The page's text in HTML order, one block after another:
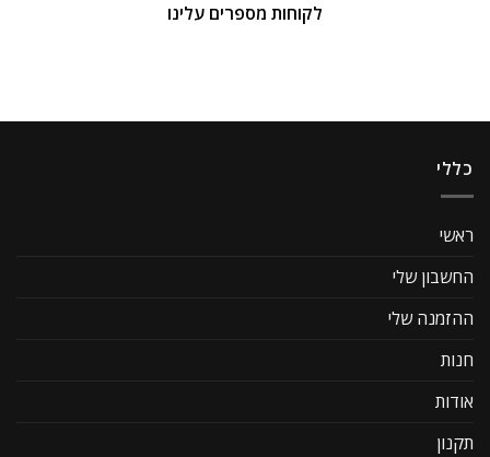
לקוחות מספרים עלינו
כללי
ראשי
החשבון שלי
ההזמנה שלי
חנות
אודות
תקנון